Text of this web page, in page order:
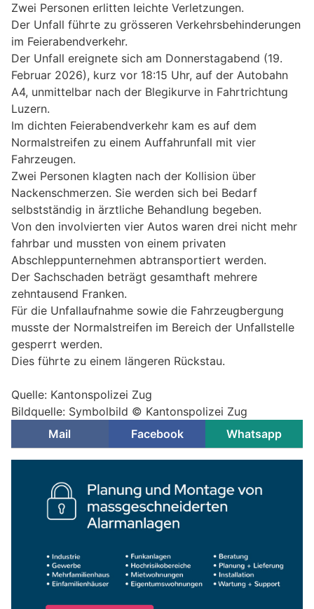
Zwei Personen erlitten leichte Verletzungen.
Der Unfall führte zu grösseren Verkehrsbehinderungen
im Feierabendverkehr.
Der Unfall ereignete sich am Donnerstagabend (19.
Februar 2026), kurz vor 18:15 Uhr, auf der Autobahn
A4, unmittelbar nach der Blegikurve in Fahrtrichtung
Luzern.
Im dichten Feierabendverkehr kam es auf dem
Normalstreifen zu einem Auffahrunfall mit vier
Fahrzeugen.
Zwei Personen klagten nach der Kollision über
Nackenschmerzen. Sie werden sich bei Bedarf
selbstständig in ärztliche Behandlung begeben.
Von den involvierten vier Autos waren drei nicht mehr
fahrbar und mussten von einem privaten
Abschleppunternehmen abtransportiert werden.
Der Sachschaden beträgt gesamthaft mehrere
zehntausend Franken.
Für die Unfallaufnahme sowie die Fahrzeugbergung
musste der Normalstreifen im Bereich der Unfallstelle
gesperrt werden.
Dies führte zu einem längeren Rückstau.
Quelle: Kantonspolizei Zug
Bildquelle: Symbolbild © Kantonspolizei Zug
Mail
Facebook Whatsapp